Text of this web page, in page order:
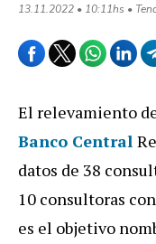
13.11.2022 • 10:11hs •
El relevamiento
Banco Central
datos de 38
10 consultoras
es el objetivo